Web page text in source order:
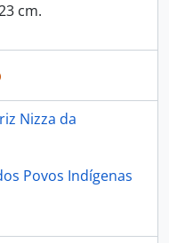
cm.
Nizza da
Povos Indígenas